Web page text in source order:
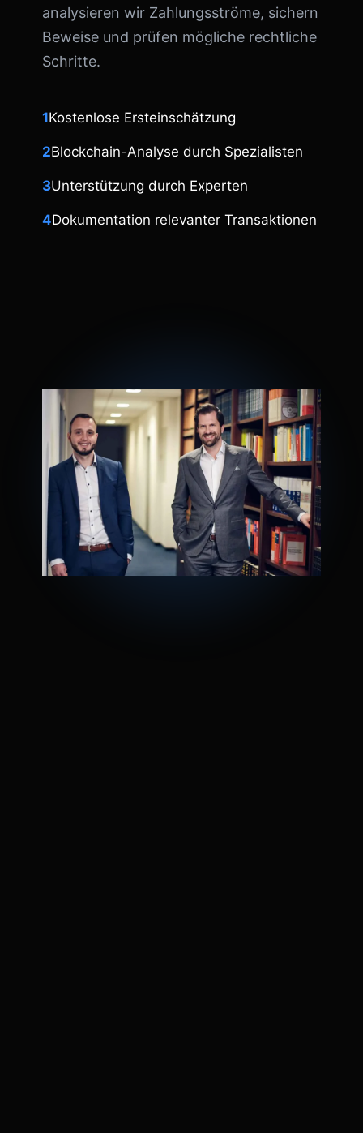
analysieren wir Zahlungsströme, sichern
Beweise und prüfen mögliche rechtliche
Schritte.
1Kostenlose Ersteinschätzung
2Blockchain-Analyse durch Spezialisten
3Unterstützung durch Experten
4Dokumentation relevanter Transaktionen